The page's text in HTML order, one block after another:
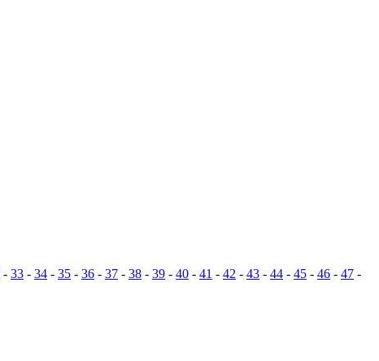
- 33 - 34 - 35 - 36 - 37 - 38 - 39 - 40 - 41 - 42 - 43 - 44 - 45 - 46 - 47 -